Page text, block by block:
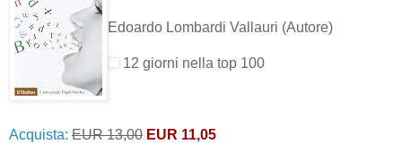
Edoardo Lombardi Vallauri (Autore)
12 giorni nella top 100
Acquista: EUR 13,00 EUR 11,05